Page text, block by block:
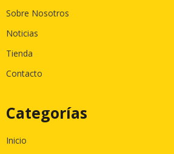
Sobre Nosotros
Noticias
Tienda
Contacto
Categorías
Inicio